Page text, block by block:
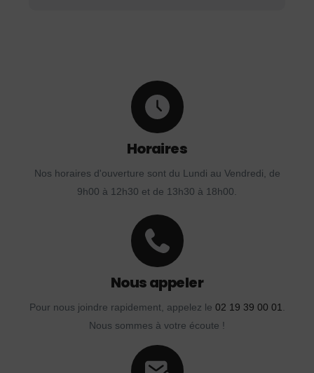
Horaires
Nos horaires d'ouverture sont du Lundi au Vendredi, de
9h00 à 12h30 et de 13h30 à 18h00.
Nous appeler
Pour nous joindre rapidement, appelez le 02 19 39 00 01.
Nous sommes à votre écoute !